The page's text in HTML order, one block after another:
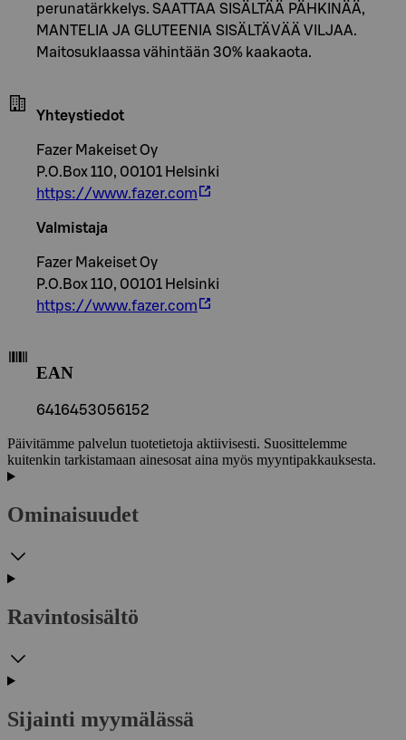
perunatärkkelys. SAATTAA SISÄLTÄÄ PÄHKINÄÄ,
MANTELIA JA GLUTEENIA SISÄLTÄVÄÄ VILJAA.
Maitosuklaassa vähintään 30% kaakaota.
Yhteystiedot
Fazer Makeiset Oy
P.O.Box 110, 00101 Helsinki
https://www.fazer.com
Valmistaja
Fazer Makeiset Oy
P.O.Box 110, 00101 Helsinki
https://www.fazer.com
EAN
6416453056152
Päivitämme palvelun tuotetietoja aktiivisesti. Suosittelemme
kuitenkin tarkistamaan ainesosat aina myös myyntipakkauksesta.
Ominaisuudet
Ravintosisältö
Sijainti myymälässä